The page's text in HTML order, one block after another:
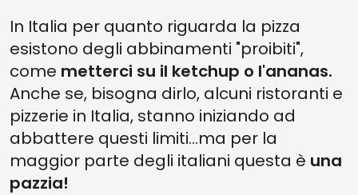
In Italia per quanto riguarda la pizza
esistono degli abbinamenti "proibiti",
come metterci su il ketchup o l'ananas.
Anche se, bisogna dirlo, alcuni ristoranti e
pizzerie in Italia, stanno iniziando ad
abbattere questi limiti...ma per la
maggior parte degli italiani questa è una
pazzia!